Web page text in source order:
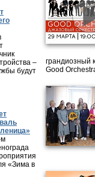
–
будут
м
«Зима в
грандиозный
Good